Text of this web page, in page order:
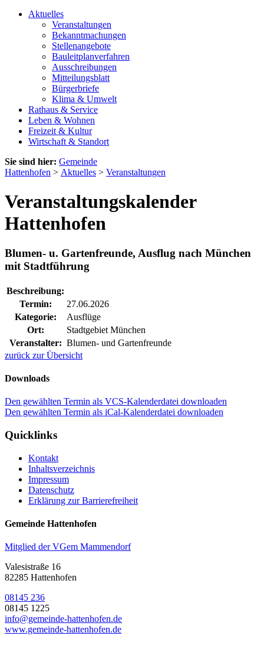
Aktuelles
Veranstaltungen
Bekanntmachungen
Stellenangebote
Bauleitplanverfahren
Ausschreibungen
Mitteilungsblatt
Bürgerbriefe
Klima & Umwelt
Rathaus & Service
Leben & Wohnen
Freizeit & Kultur
Wirtschaft & Standort
Sie sind hier: Gemeinde
Hattenhofen > Aktuelles > Veranstaltungen
Veranstaltungskalender
Hattenhofen
Blumen- u. Gartenfreunde, Ausflug nach München
mit Stadtführung
Beschreibung:
Termin:
27.06.2026
Kategorie:
Ausflüge
Ort:
Stadtgebiet München
Veranstalter: Blumen- und Gartenfreunde
zurück zur Übersicht
Downloads
Den gewählten Termin als VCS-Kalenderdatei downloaden
Den gewählten Termin als iCal-Kalenderdatei downloaden
Quicklinks
Kontakt
Inhaltsverzeichnis
Impressum
Datenschutz
Erklärung zur Barrierefreiheit
Gemeinde Hattenhofen
Mitglied der VGem Mammendorf
Valesistraße 16
82285 Hattenhofen
08145 236
08145 1225
info@gemeinde-hattenhofen.de
www.gemeinde-hattenhofen.de